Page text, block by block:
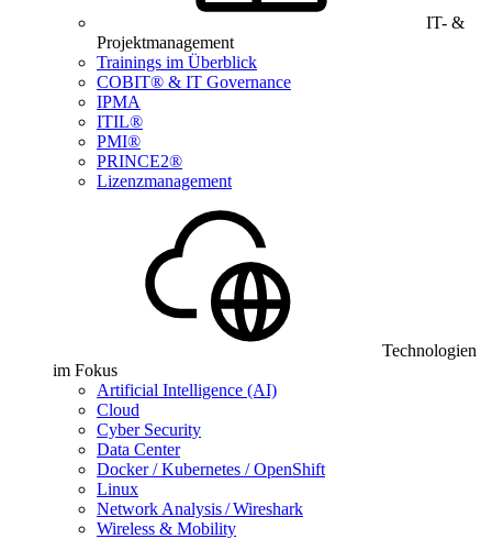
IT- &
Projektmanagement
Trainings im Überblick
COBIT® & IT Governance
IPMA
ITIL®
PMI®
PRINCE2®
Lizenzmanagement
Technologien
im Fokus
Artificial Intelligence (AI)
Cloud
Cyber Security
Data Center
Docker / Kubernetes / OpenShift
Linux
Network Analysis / Wireshark
Wireless & Mobility